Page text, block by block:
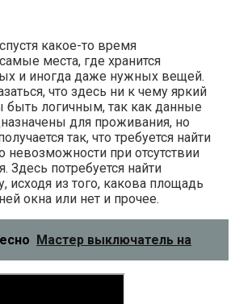
какое-то время
места, где хранится
и иногда даже нужных вещей.
что здесь ни к чему яркий
быть логичным, так как данные
для проживания, но
так, что требуется найти
невозможности при отсутствии
потребуется найти
исходя из того, какова площадь
окна или нет и прочее.
Мастер выключатель на